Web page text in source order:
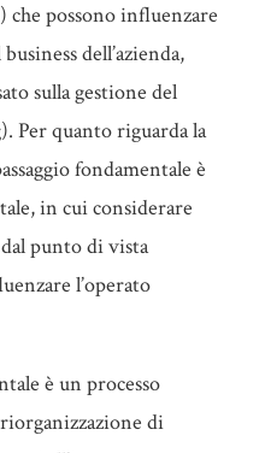
possono influenzare
dell’azienda,
sulla gestione del
Per quanto riguarda la
fondamentale è
in cui considerare
punto di vista
l’operato
è un processo
di